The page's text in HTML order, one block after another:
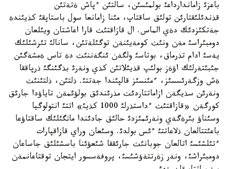
باعزئ زاماندارداعئ بولمئسئن، سالتئن ءپاش ةتةتئن
قذندئلئقتارئن تولئق ساقتاپ، مئنا زامانعا سول باستاپقئ كذيئندة
جةتكئزدئك دةي الماس. ال قازاقتئث قارا اعاشتان ويئلعان
دومبئراسئ مةن ونئث كومةيئنةن توگئلةتئن، سانالئ تئرشئلئك
يةسئ ادام تذرماق، بوتاسئ ولگةن ئنگةننئث دة تاس ةمشةگئن
جئبئتةرلئك اؤةز بولئپ قذيئلاتئن كذي ونةرئ بذگئنگئ ذرپاققا
ةش وزگةرئسسئز، ءمئنسئز قالپئندا جةتتئ. ذلتئن، ذلتئنئث
ونةرئن سذيگةن ازاماتتاردئث مذرئندئق بولؤئمةن تاياؤدا جارئق
كورگةن «قازاقتئث ءداستذرلئ 1000 كذيئ» اتتئ انتولوگيا
وسئناؤ بئرةگةي ونةرئمئزدئ حالئق جادئندا ماثگئلئك ساقتاؤعا
باعئتتالعان ذلاعاتتئ ءئس بولدئ. وسئعان وراي قازاقپارات
ءتئلشئسئ اتالعان جوبانئث جارئققا شئعؤئنا باسشئلئق جاساعان
دومبئراشئ، ونةر زةرتتةؤشئسئ، پروفةسسور ايتجان توقتاعانمةن